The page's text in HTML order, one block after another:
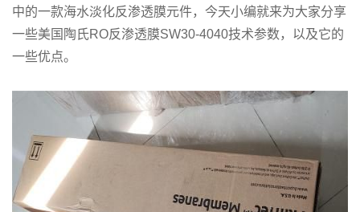
中的一款海水淡化反渗透膜元件，今天小编就来为大家分享
一些美国陶氏RO反渗透膜SW30-4040技术参数，以及它的
一些优点。